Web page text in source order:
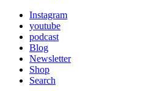
Instagram
youtube
podcast
Blog
Newsletter
Shop
Search